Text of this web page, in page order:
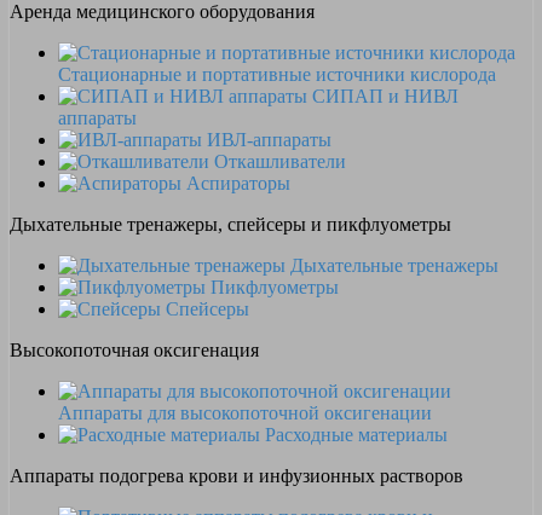
Аренда медицинского оборудования
Стационарные и портативные источники кислорода
СИПАП и НИВЛ
аппараты
ИВЛ-аппараты
Откашливатели
Аспираторы
Дыхательные тренажеры, спейсеры и пикфлуометры
Дыхательные тренажеры
Пикфлуометры
Спейсеры
Высокопоточная оксигенация
Аппараты для высокопоточной оксигенации
Расходные материалы
Аппараты подогрева крови и инфузионных растворов